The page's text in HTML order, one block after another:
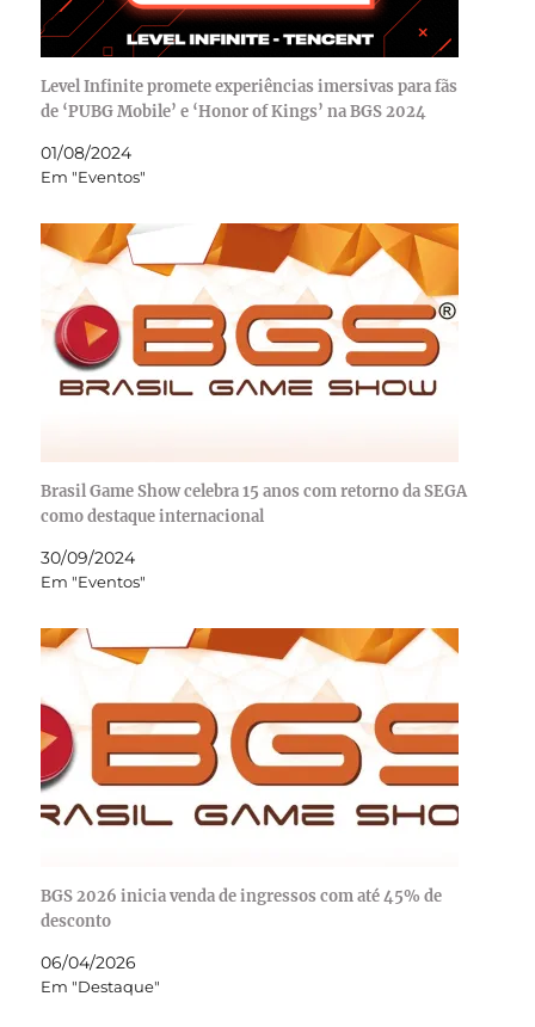
Level Infinite promete experiências imersivas para fãs
de ‘PUBG Mobile’ e ‘Honor of Kings’ na BGS 2024
01/08/2024
Em "Eventos"
Brasil Game Show celebra 15 anos com retorno da SEGA
como destaque internacional
30/09/2024
Em "Eventos"
BGS 2026 inicia venda de ingressos com até 45% de
desconto
06/04/2026
Em "Destaque"